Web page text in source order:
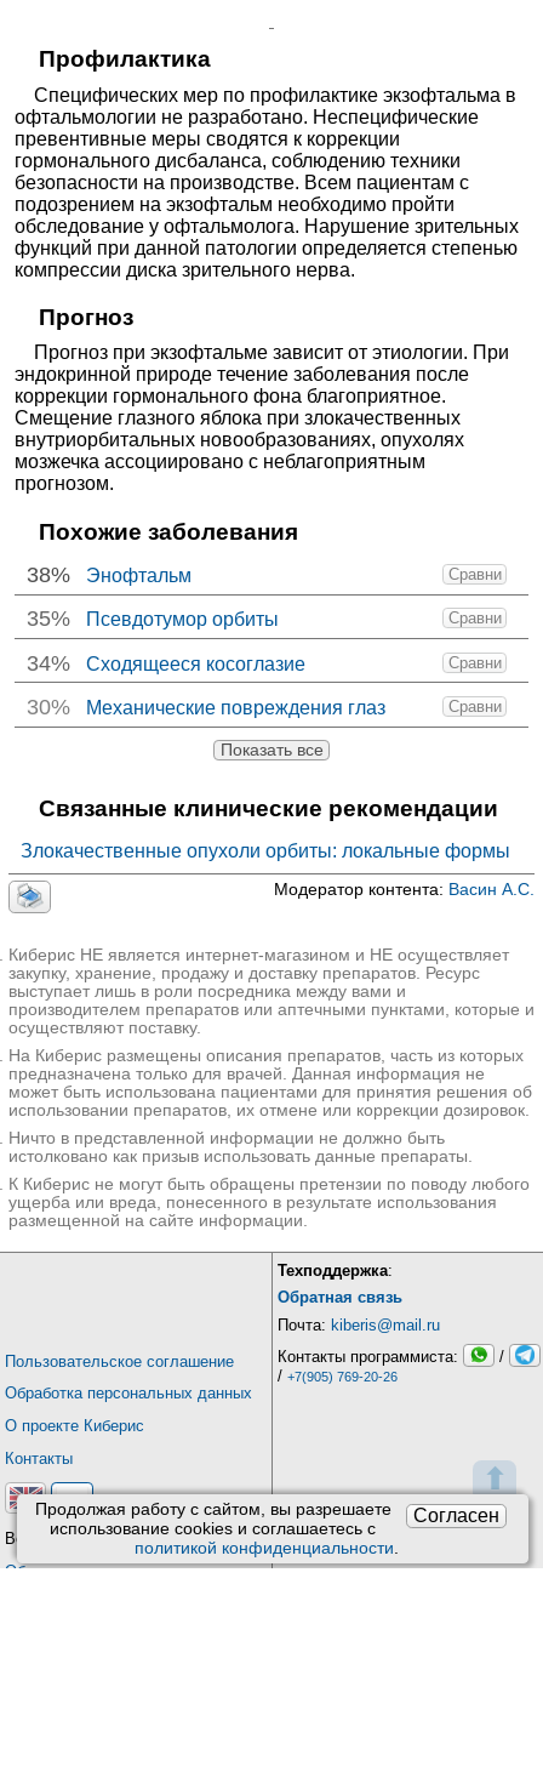
⬆
Согласен
Продолжая работу с сайтом, вы разрешаете
использование сookies и соглашаетесь с
политикой конфиденциальности.
Профилактика
Специфических мер по профилактике экзофтальма в
офтальмологии не разработано. Неспецифические
превентивные меры сводятся к коррекции
гормонального дисбаланса, соблюдению техники
безопасности на производстве. Всем пациентам с
подозрением на экзофтальм необходимо пройти
обследование у офтальмолога. Нарушение зрительных
функций при данной патологии определяется степенью
компрессии диска зрительного нерва.
Прогноз
Прогноз при экзофтальме зависит от этиологии. При
эндокринной природе течение заболевания после
коррекции гормонального фона благоприятное.
Смещение глазного яблока при злокачественных
внутриорбитальных новообразованиях, опухолях
мозжечка ассоциировано с неблагоприятным
прогнозом.
Похожие заболевания
38% Сравни
Энофтальм
35% Сравни
Псевдотумор орбиты
34% Сравни
Сходящееся косоглазие
30% Сравни
Механические повреждения глаз
Показать все
Связанные клинические рекомендации
Злокачественные опухоли орбиты: локальные формы
Модератор контента: Васин А.С.
Киберис НЕ является интернет-магазином и НЕ осуществляет
закупку, хранение, продажу и доставку препаратов. Ресурс
выступает лишь в роли посредника между вами и
производителем препаратов или аптечными пунктами, которые и
осуществляют поставку.
На Киберис размещены описания препаратов, часть из которых
предназначена только для врачей. Данная информация не
может быть использована пациентами для принятия решения об
использовании препаратов, их отмене или коррекции дозировок.
Ничто в представленной информации не должно быть
истолковано как призыв использовать данные препараты.
К Киберис не могут быть обращены претензии по поводу любого
ущерба или вреда, понесенного в результате использования
размещенной на сайте информации.
Пользовательское соглашение
Обработка персональных данных
О проекте Киберис
Контакты
Версия: 4.9
Обновления
Техподдержка:
Обратная связь
Почта: kiberis@mail.ru
Контакты программиста:
/
/ +7(905) 769-20-26